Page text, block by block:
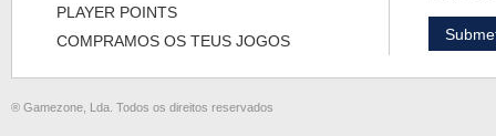
PLAYER POINTS
COMPRAMOS OS TEUS JOGOS
® Gamezone, Lda. Todos os direitos reservados